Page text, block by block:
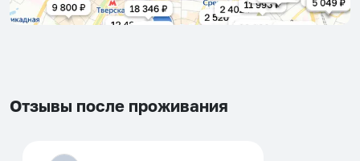
shortcuts
for
shortcuts
for
Отзывы после проживания